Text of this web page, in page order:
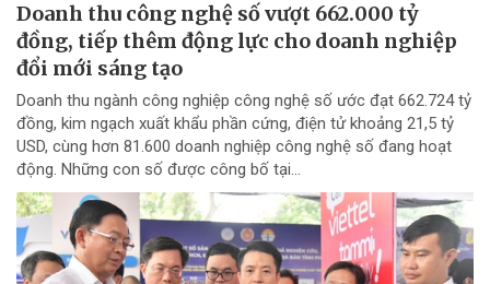
Doanh thu công nghệ số vượt 662.000 tỷ
đồng, tiếp thêm động lực cho doanh nghiệp
đổi mới sáng tạo
Doanh thu ngành công nghiệp công nghệ số ước đạt 662.724 tỷ
đồng, kim ngạch xuất khẩu phần cứng, điện tử khoảng 21,5 tỷ
USD, cùng hơn 81.600 doanh nghiệp công nghệ số đang hoạt
động. Những con số được công bố tại...